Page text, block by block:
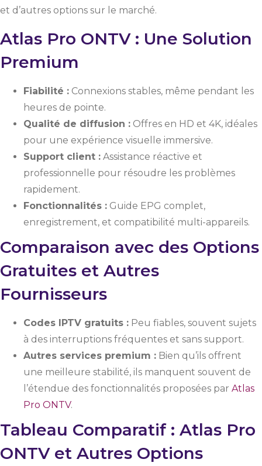
et d’autres options sur le marché.
Atlas Pro ONTV : Une Solution
Premium
Fiabilité : Connexions stables, même pendant les
heures de pointe.
Qualité de diffusion : Offres en HD et 4K, idéales
pour une expérience visuelle immersive.
Support client : Assistance réactive et
professionnelle pour résoudre les problèmes
rapidement.
Fonctionnalités : Guide EPG complet,
enregistrement, et compatibilité multi-appareils.
Comparaison avec des Options
Gratuites et Autres
Fournisseurs
Codes IPTV gratuits : Peu fiables, souvent sujets
à des interruptions fréquentes et sans support.
Autres services premium : Bien qu’ils offrent
une meilleure stabilité, ils manquent souvent de
l’étendue des fonctionnalités proposées par Atlas
Pro ONTV.
Tableau Comparatif : Atlas Pro
ONTV et Autres Options